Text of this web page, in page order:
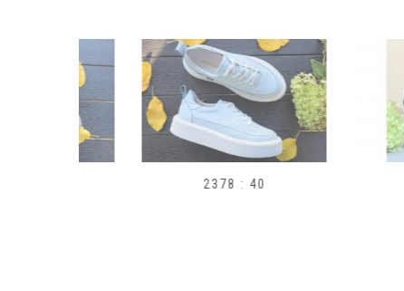
2378 : 40